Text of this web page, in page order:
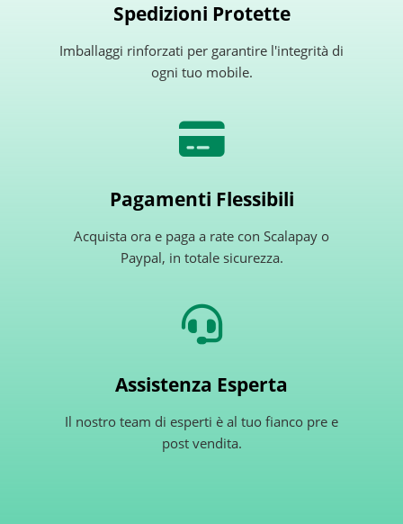
Spedizioni Protette
Imballaggi rinforzati per garantire l'integrità di
ogni tuo mobile.
Pagamenti Flessibili
Acquista ora e paga a rate con Scalapay o
Paypal, in totale sicurezza.
Assistenza Esperta
Il nostro team di esperti è al tuo fianco pre e
post vendita.